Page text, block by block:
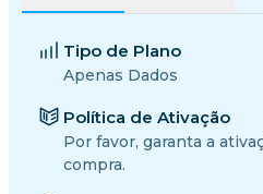
Tipo de Plano
Apenas Dados
Política de Ativação
Por favor, garanta a
compra.